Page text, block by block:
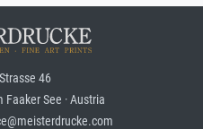
46
See · Austria